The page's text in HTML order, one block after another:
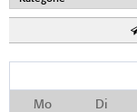
Mo Di